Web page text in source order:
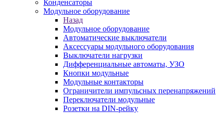
Конденсаторы
Модульное оборудование
Назад
Модульное оборудование
Автоматические выключатели
Аксессуары модульного оборудования
Выключатели нагрузки
Дифференциальные автоматы, УЗО
Кнопки модульные
Модульные контакторы
Ограничители импульсных перенапряжений
Переключатели модульные
Розетки на DIN-рейку